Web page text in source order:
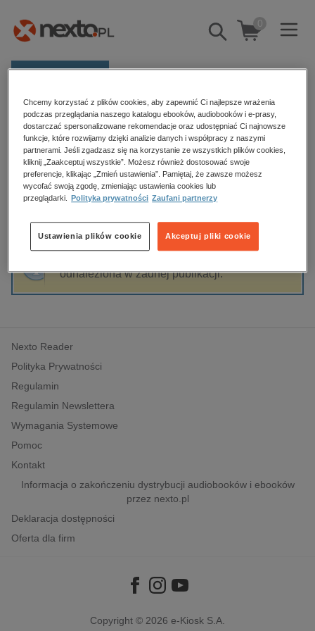
Pokaż/schowaj
wyszukiwarkę
0
Kategorie
Zobacz wszystkie E-prasa
budownictwo, aranżacja wnętrz
biznesowe, branżowe, gospodarka
dzienniki
edukacja
hobby, sport, rozrywka
komputery, internet, technologie, informatyka
polityka, społeczno-informacyjne
psychologiczne
inne
popularno-naukowe
historia
Strona główna Marta Wardynska
Marta Wardynska
Sortowanie Filtrowanie
odnaleziona w żadnej publikacji.
Nexto Reader
Polityka Prywatności
Regulamin
Regulamin Newslettera
Wymagania Systemowe
Pomoc
Kontakt
Informacja o zakończeniu dystrybucji audiobooków i ebooków
przez nexto.pl
Deklaracja dostępności
Oferta dla firm
Copyright © 2026 e-Kiosk S.A.
Chcemy korzystać z plików cookies, aby zapewnić Ci najlepsze wrażenia
podczas przeglądania naszego katalogu ebooków, audiobooków i e-prasy,
dostarczać spersonalizowane rekomendacje oraz udostępniać Ci najnowsze
funkcje, które rozwijamy dzięki analizie danych i współpracy z naszymi
partnerami. Jeśli zgadzasz się na korzystanie ze wszystkich plików cookies,
kliknij „Zaakceptuj wszystkie”. Możesz również dostosować swoje
preferencje, klikając „Zmień ustawienia”. Pamiętaj, że zawsze możesz
wycofać swoją zgodę, zmieniając ustawienia cookies lub
przeglądarki.
Polityka prywatności Zaufani partnerzy
Akceptuj pliki cookie
Ustawienia plików cookie